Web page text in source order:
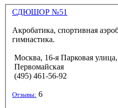
СДЮШОР №51
Акробатика, спортивная
гимнастика.
Москва, 16-я Парковая улица,
Первомайская
(495) 461-56-92
Отзывы: 6